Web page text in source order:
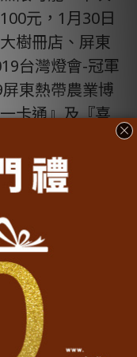
元，1月30日
樹冊店、屏東
台灣燈會-冠軍
東熱帶農業博
卡通』及『喜
一卡通』(2月1
購物一卡通
心、高雄捷運